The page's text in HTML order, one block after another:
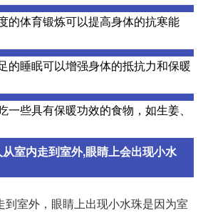
的体育锻炼可以提高身体的抗寒能
的睡眠可以增强身体的抵抗力和保暖
一些具有保暖功效的食物，如生姜、
室内走到室外,眼睛上会出现小水
到室外，眼睛上出现小水珠是因为室